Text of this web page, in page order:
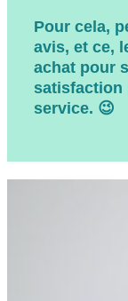
Pour cela,
avis, et ce,
achat pour
satisfaction
service. 😉